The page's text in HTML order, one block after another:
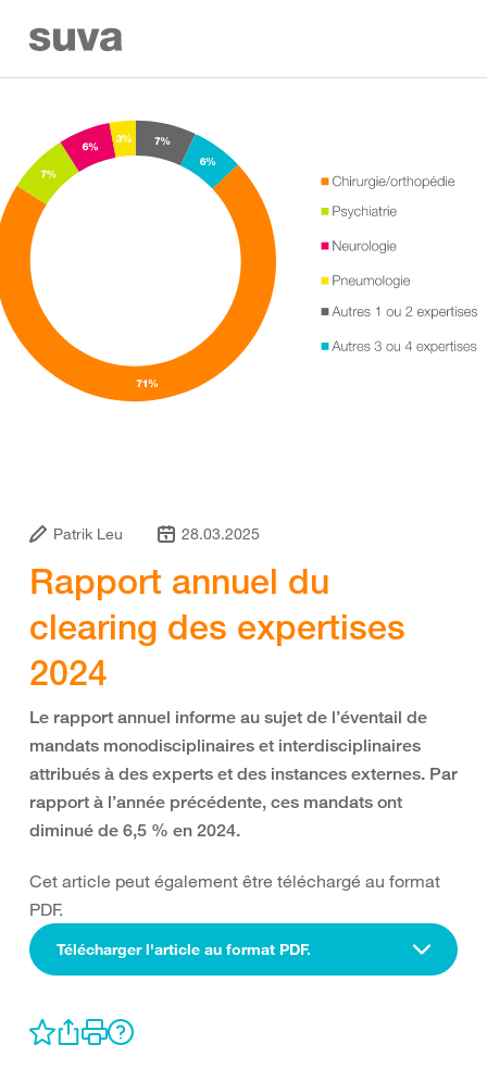
Patrik Leu 28.03.2025
Rapport annuel du
clearing des expertises
2024
Le rapport annuel informe au sujet de l’éventail de
mandats monodisciplinaires et interdisciplinaires
attribués à des experts et des instances externes. Par
rapport à l’année précédente, ces mandats ont
diminué de 6,5 % en 2024.
Cet article peut également être téléchargé au format
PDF.
Télécharger l'article au format PDF.